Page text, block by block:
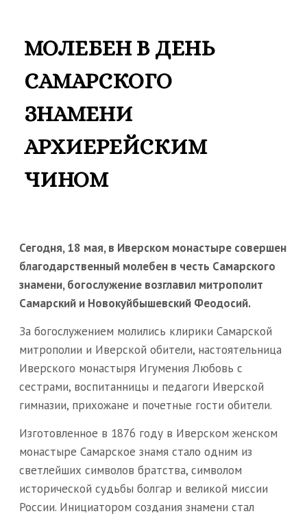
МОЛЕБЕН В ДЕНЬ
САМАРСКОГО
ЗНАМЕНИ
АРХИЕРЕЙСКИМ
ЧИНОМ
Сегодня, 18 мая, в Иверском монастыре совершен
благодарственный молебен в честь Самарского
знамени, богослужение возглавил митрополит
Самарский и Новокуйбышевский Феодосий.
За богослужением молились клирики Самарской
митрополии и Иверской обители, настоятельница
Иверского монастыря Игумения Любовь с
сестрами, воспитанницы и педагоги Иверской
гимназии, прихожане и почетные гости обители.
Изготовленное в 1876 году в Иверском женском
монастыре Самарское знамя стало одним из
светлейших символов братства, символом
исторической судьбы болгар и великой миссии
России. Инициатором создания знамени стал